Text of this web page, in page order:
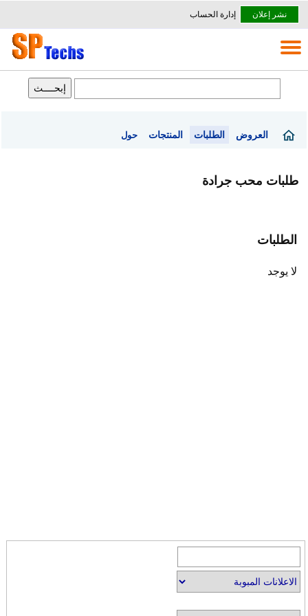
نشر إعلان إدارة الحساب
العروض الطلبات المنتجات حول
طلبات محب جرادة
الطلبات
لا يوجد